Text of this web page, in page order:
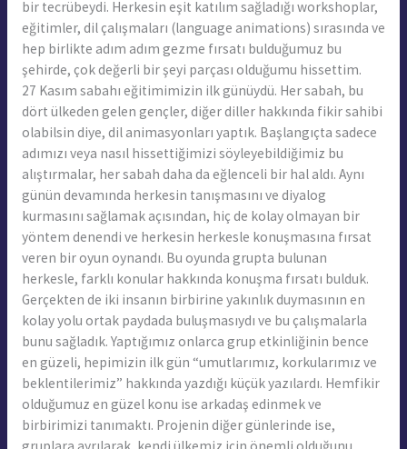
bir tecrübeydi. Herkesin eşit katılım sağladığı workshoplar,
eğitimler, dil çalışmaları (language animations) sırasında ve
hep birlikte adım adım gezme fırsatı bulduğumuz bu
şehirde, çok değerli bir şeyi parçası olduğumu hissettim.
27 Kasım sabahı eğitimimizin ilk günüydü. Her sabah, bu
dört ülkeden gelen gençler, diğer diller hakkında fikir sahibi
olabilsin diye, dil animasyonları yaptık. Başlangıçta sadece
adımızı veya nasıl hissettiğimizi söyleyebildiğimiz bu
alıştırmalar, her sabah daha da eğlenceli bir hal aldı. Aynı
günün devamında herkesin tanışmasını ve diyalog
kurmasını sağlamak açısından, hiç de kolay olmayan bir
yöntem denendi ve herkesin herkesle konuşmasına fırsat
veren bir oyun oynandı. Bu oyunda grupta bulunan
herkesle, farklı konular hakkında konuşma fırsatı bulduk.
Gerçekten de iki insanın birbirine yakınlık duymasının en
kolay yolu ortak paydada buluşmasıydı ve bu çalışmalarla
bunu sağladık. Yaptığımız onlarca grup etkinliğinin bence
en güzeli, hepimizin ilk gün “umutlarımız, korkularımız ve
beklentilerimiz” hakkında yazdığı küçük yazılardı. Hemfikir
olduğumuz en güzel konu ise arkadaş edinmek ve
birbirimizi tanımaktı. Projenin diğer günlerinde ise,